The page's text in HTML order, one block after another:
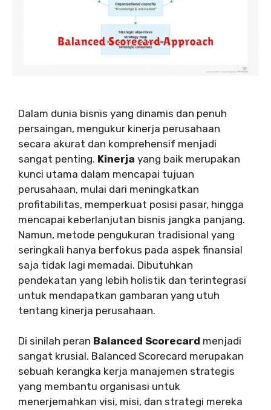
Dalam dunia bisnis yang dinamis dan penuh
persaingan, mengukur kinerja perusahaan
secara akurat dan komprehensif menjadi
sangat penting. Kinerja yang baik merupakan
kunci utama dalam mencapai tujuan
perusahaan, mulai dari meningkatkan
profitabilitas, memperkuat posisi pasar, hingga
mencapai keberlanjutan bisnis jangka panjang.
Namun, metode pengukuran tradisional yang
seringkali hanya berfokus pada aspek finansial
saja tidak lagi memadai. Dibutuhkan
pendekatan yang lebih holistik dan terintegrasi
untuk mendapatkan gambaran yang utuh
tentang kinerja perusahaan.
Di sinilah peran Balanced Scorecard menjadi
sangat krusial. Balanced Scorecard merupakan
sebuah kerangka kerja manajemen strategis
yang membantu organisasi untuk
menerjemahkan visi, misi, dan strategi mereka